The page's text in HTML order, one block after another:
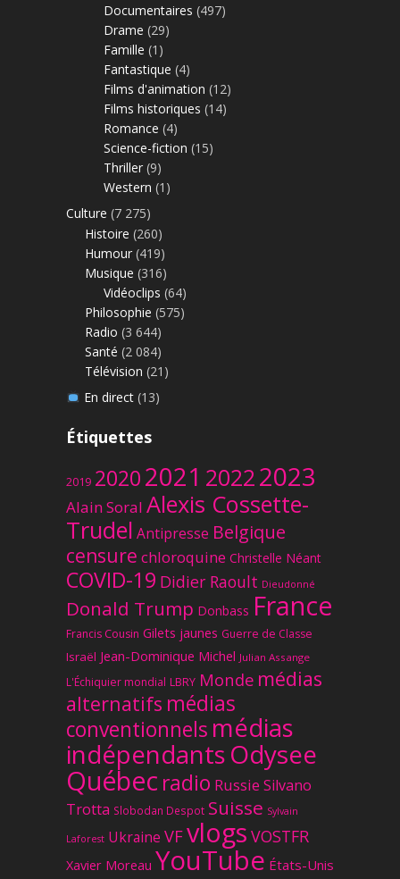
Documentaires (497)
Drame (29)
Famille (1)
Fantastique (4)
Films d'animation (12)
Films historiques (14)
Romance (4)
Science-fiction (15)
Thriller (9)
Western (1)
Culture (7 275)
Histoire (260)
Humour (419)
Musique (316)
Vidéoclips (64)
Philosophie (575)
Radio (3 644)
Santé (2 084)
Télévision (21)
En direct(13)
Étiquettes
2019 20202021 20222023
Alain Soral Alexis Cossette-
Trudel Antipresse Belgique
censure chloroquine Christelle Néant
COVID-19 Didier Raoult Dieudonné
Donald Trump Donbass France
Francis Cousin Gilets jaunes Guerre de Classe
Israël Jean-Dominique Michel Julian Assange
L'Échiquier mondial LBRY Monde médias
alternatifs médias
conventionnels médias
indépendantsOdysee
Québec radio Russie Silvano
Trotta Slobodan Despot Suisse Sylvain
Laforest Ukraine VFvlogs VOSTFR
Xavier Moreau YouTube États-Unis